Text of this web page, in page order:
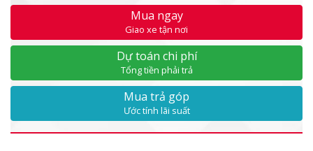
Mua ngay
Giao xe tận nơi
Dự toán chi phí
Tổng tiền phải trả
Mua trả góp
Ước tính lãi suất